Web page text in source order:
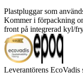
Plastpluggar som
Kommer i förpackning
front på integrerad kyl/
Leverantörens EcoVadis